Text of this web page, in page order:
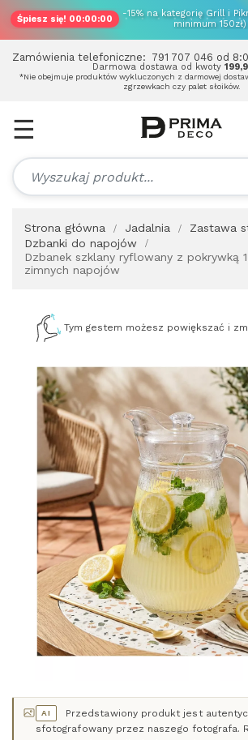
Śpiesz się! 00:00:00
-15% na kategorię Grill i
minimum 150zł)
Zamówienia telefoniczne: 791 707 046 od
Darmowa dostawa od kwoty
*Nie obejmuje produktów wykluczonych z darmowej
zgrzewkach czy palet słoików.
Toggle
navigation
☰
Strona główna Jadalnia
Zastawa
Dzbanki do napojów
Dzbanek szklany ryflowany z pokrywką
zimnych napojów
Tym gestem możesz powiększać i
AI
Przedstawiony produkt jest
sfotografowany przez naszego fotografa.